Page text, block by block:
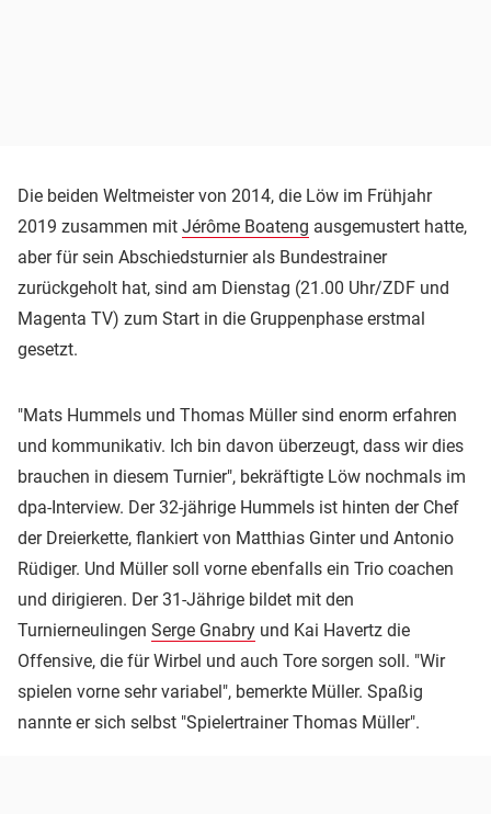
Die beiden Weltmeister von 2014, die Löw im Frühjahr
2019 zusammen mit Jérôme Boateng ausgemustert hatte,
aber für sein Abschiedsturnier als Bundestrainer
zurückgeholt hat, sind am Dienstag (21.00 Uhr/ZDF und
Magenta TV) zum Start in die Gruppenphase erstmal
gesetzt.
"Mats Hummels und Thomas Müller sind enorm erfahren
und kommunikativ. Ich bin davon überzeugt, dass wir dies
brauchen in diesem Turnier", bekräftigte Löw nochmals im
dpa-Interview. Der 32-jährige Hummels ist hinten der Chef
der Dreierkette, flankiert von Matthias Ginter und Antonio
Rüdiger. Und Müller soll vorne ebenfalls ein Trio coachen
und dirigieren. Der 31-Jährige bildet mit den
Turnierneulingen Serge Gnabry und Kai Havertz die
Offensive, die für Wirbel und auch Tore sorgen soll. "Wir
spielen vorne sehr variabel", bemerkte Müller. Spaßig
nannte er sich selbst "Spielertrainer Thomas Müller".